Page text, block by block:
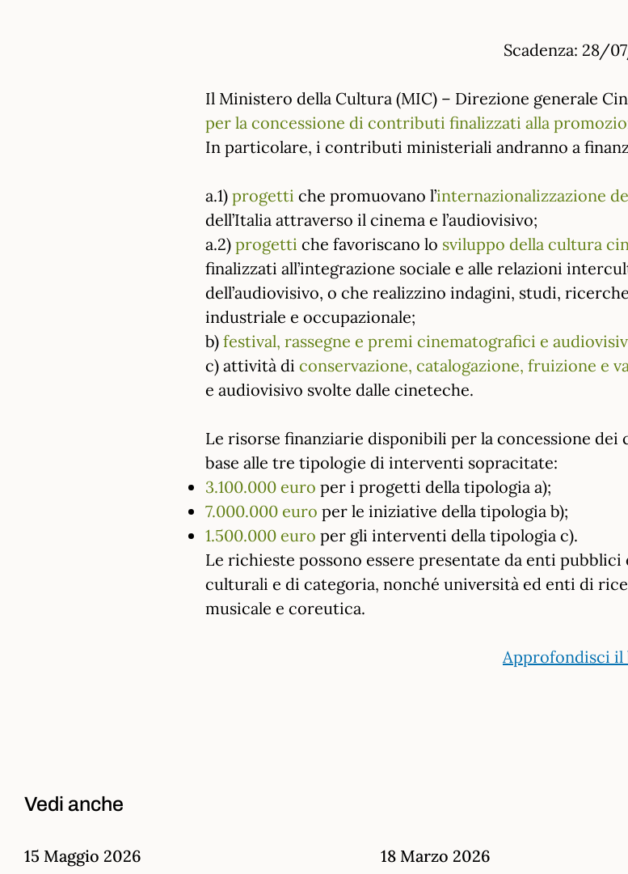
Scadenza: 28/
Il Ministero della Cultura (MIC) – Direzione generale
per la concessione di contributi finalizzati alla
In particolare, i contributi ministeriali andranno a
a.1)progetti che promuovano l’internazionalizzazione
dell’Italia attraverso il cinema e l’audiovisivo;
a.2)progetti che favoriscano lo sviluppo della cultura
finalizzati all’integrazione sociale e alle relazioni
dell’audiovisivo, o che realizzino indagini, studi,
industriale e occupazionale;
b)festival, rassegne e premi cinematografici e
c) attività di conservazione, catalogazione, fruizione e
e audiovisivo svolte dalle cineteche.
Le risorse finanziarie disponibili per la concessione dei
base alle tre tipologie di interventi sopracitate:
3.100.000 euro per i progetti della tipologia a);
7.000.000 euro per le iniziative della tipologia b);
1.500.000 euro per gli interventi della tipologia c).
Le richieste possono essere presentate da enti
culturali e di categoria, nonché università ed enti di
musicale e coreutica.
Approfondisci il
Vedi anche
15 Maggio 2026 18 Marzo 2026